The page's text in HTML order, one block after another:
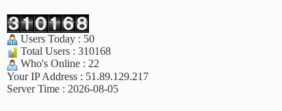
Users Today : 50
Total Users : 310168
Who's Online : 22
Your IP Address : 51.89.129.217
Server Time : 2026-08-05